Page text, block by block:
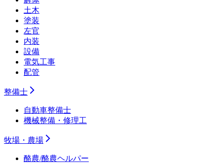
土木
塗装
左官
内装
設備
電気工事
配管
整備士
自動車整備士
機械整備・修理工
牧場・農場
酪農/酪農ヘルパー